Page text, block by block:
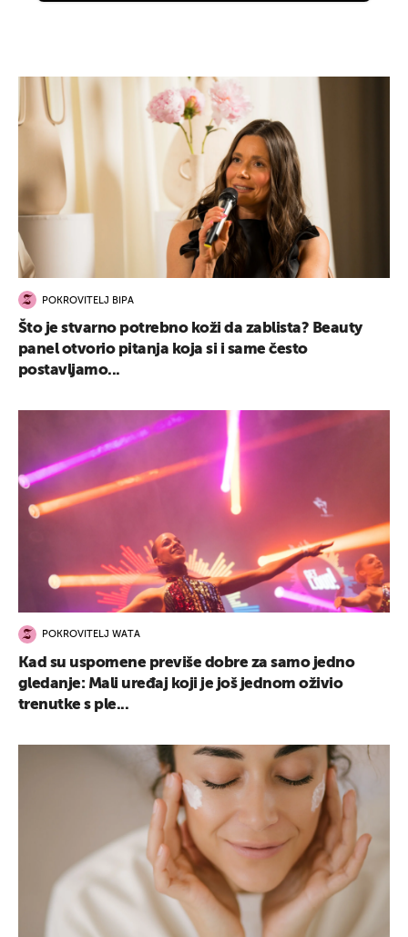
POKROVITELJ BIPA
Što je stvarno potrebno koži da zablista? Beauty
panel otvorio pitanja koja si i same često
postavljamo...
POKROVITELJ WATA
Kad su uspomene previše dobre za samo jedno
gledanje: Mali uređaj koji je još jednom oživio
trenutke s ple...